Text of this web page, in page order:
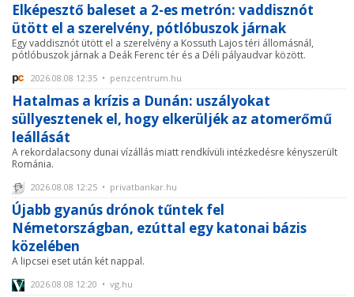
Elképesztő baleset a 2-es metrón: vaddisznót
ütött el a szerelvény, pótlóbuszok járnak
Egy vaddisznót ütött el a szerelvény a Kossuth Lajos téri állomásnál,
pótlóbuszok járnak a Deák Ferenc tér és a Déli pályaudvar között.
2026.08.08 12:35 • penzcentrum.hu
Hatalmas a krízis a Dunán: uszályokat
süllyesztenek el, hogy elkerüljék az atomerőmű
leállását
A rekordalacsony dunai vízállás miatt rendkívüli intézkedésre kényszerült
Románia.
2026.08.08 12:25 • privatbankar.hu
Újabb gyanús drónok tűntek fel
Németországban, ezúttal egy katonai bázis
közelében
A lipcsei eset után két nappal.
2026.08.08 12:20 • vg.hu